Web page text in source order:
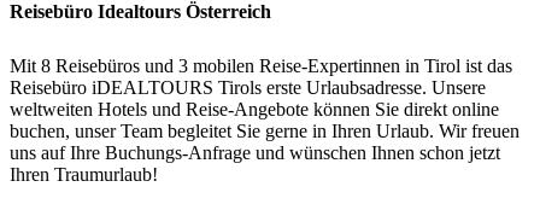
Reisebüro Idealtours Österreich
Mit 8 Reisebüros und 3 mobilen Reise-Expertinnen in Tirol ist das
Reisebüro iDEALTOURS Tirols erste Urlaubsadresse. Unsere
weltweiten Hotels und Reise-Angebote können Sie direkt online
buchen, unser Team begleitet Sie gerne in Ihren Urlaub. Wir freuen
uns auf Ihre Buchungs-Anfrage und wünschen Ihnen schon jetzt
Ihren Traumurlaub!